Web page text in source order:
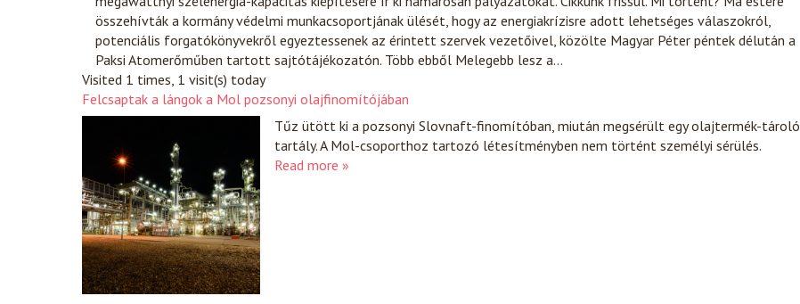
összehívták a kormány védelmi munkacsoportjának ülését, hogy az energiakrízisre adott lehetséges válaszokról,
potenciális forgatókönyvekről egyeztessenek az érintett szervek vezetőivel, közölte Magyar Péter péntek délután a
Paksi Atomerőműben tartott sajtótájékozatón. Több ebből Melegebb lesz a…
Visited 1 times, 1 visit(s) today
Felcsaptak a lángok a Mol pozsonyi olajfinomítójában
Tűz ütött ki a pozsonyi Slovnaft-finomítóban, miután megsérült egy olajtermék-tároló
tartály. A Mol-csoporthoz tartozó létesítményben nem történt személyi sérülés.
Read more »